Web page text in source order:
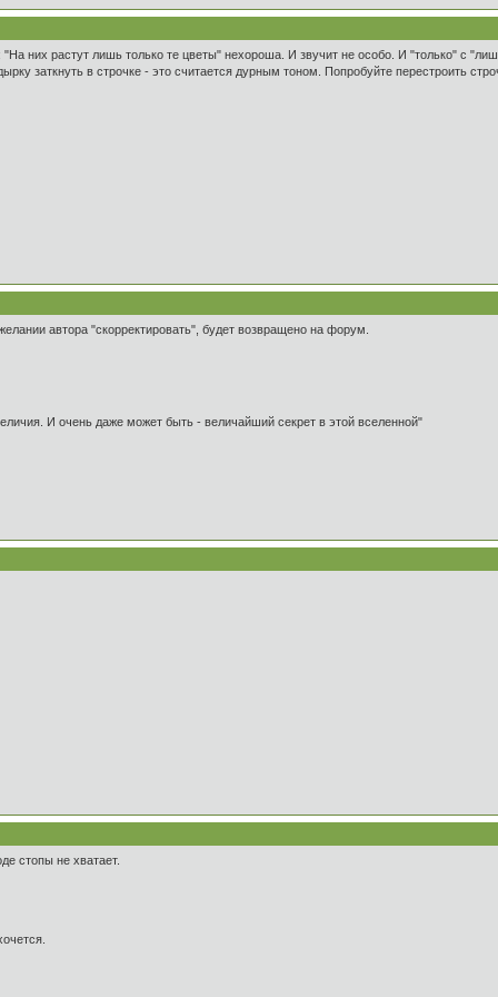
"На них растут лишь только те цветы" нехороша. И звучит не особо. И "только" с
заткнуть в строчке - это считается дурным тоном. Попробуйте перестроить
автора "скорректировать", будет возвращено на форум.
И очень даже может быть - величайший секрет в этой вселенной"
стопы не хватает.